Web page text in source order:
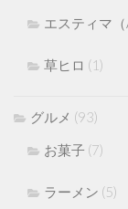
エスティマ（
草ヒロ (1)
グルメ (93)
お菓子 (7)
ラーメン (5)